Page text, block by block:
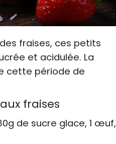
fraises, ces petits
et acidulée. La
cette période de
fraises
de sucre glace, 1 œuf,